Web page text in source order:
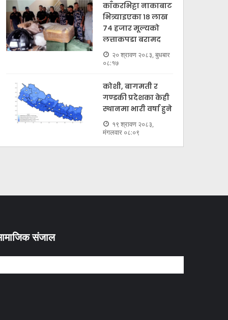
काँकरभिट्टा नाकाबाट
भित्र्याइएका १८ लाख
७४ हजार मूल्यकाे
लत्ताकपडा बरामद
२० श्रावण २०८३, बुधबार
०८:१७
कोशी, बागमती र
गण्डकी प्रदेशका केही
स्थानमा भारी वर्षा हुने
१९ श्रावण २०८३,
मंगलवार ०८:०९
संजाल